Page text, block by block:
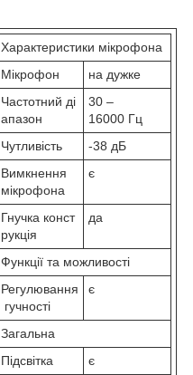
Характеристики мікрофона
Мікрофон
на дужке
Частотний ді
апазон
30 –
16000 Гц
Чутливість
-38 дБ
Вимкнення
мікрофона
є
Гнучка конст
рукція
да
Функції та можливості
Регулювання
гучності
є
Загальна
Підсвітка
є